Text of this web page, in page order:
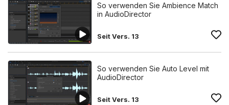
So verwenden Sie Ambience Match
in AudioDirector
Seit Vers. 13
So verwenden Sie Auto Level mit
AudioDirector
Seit Vers. 13